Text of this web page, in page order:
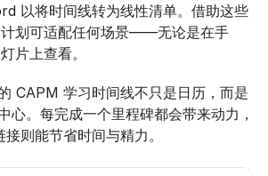
以将时间线转为线性清单。借助这些
划可适配任何场景——无论是在手
片上查看。
CAPM 学习时间线不只是日历，而是
心。每完成一个里程碑都会带来动力，
则能节省时间与精力。